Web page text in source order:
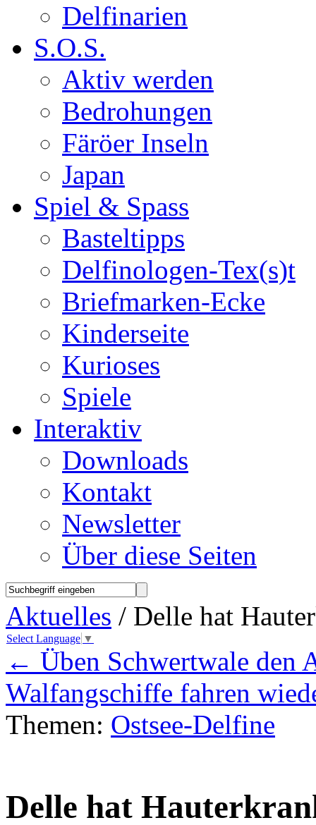
Delfinarien
S.O.S.
Aktiv werden
Bedrohungen
Färöer Inseln
Japan
Spiel & Spass
Basteltipps
Delfinologen-Tex(s)t
Briefmarken-Ecke
Kinderseite
Kurioses
Spiele
Interaktiv
Downloads
Kontakt
Newsletter
Über diese Seiten
Aktuelles / Delle hat
Select Language ▼
← Üben Schwertwale den
Walfangschiffe fahren
Themen: Ostsee-Delfine
Delle hat